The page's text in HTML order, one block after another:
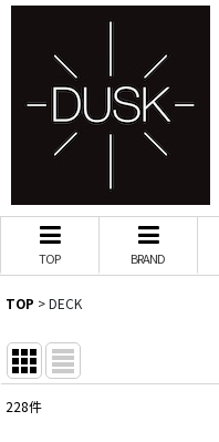
TOP BRAND
TOP >DECK
サブカテゴリ
228件